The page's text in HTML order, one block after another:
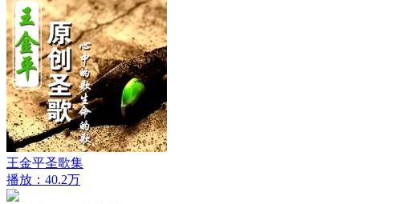
王金平圣歌集
播放：40.2万